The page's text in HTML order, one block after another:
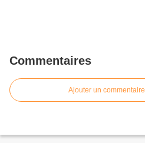
Commentaires
Ajouter un commentaire